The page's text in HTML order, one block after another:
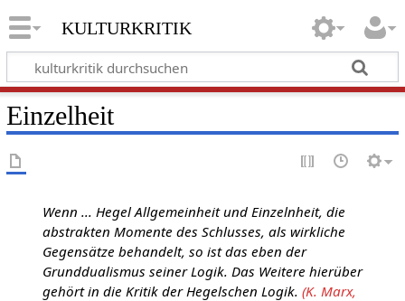
kulturkritik
Einzelheit
Wenn ... Hegel Allgemeinheit und Einzelnheit, die
abstrakten Momente des Schlusses, als wirkliche
Gegensätze behandelt, so ist das eben der
Grunddualismus seiner Logik. Das Weitere hierüber
gehört in die Kritik der Hegelschen Logik. (K. Marx,